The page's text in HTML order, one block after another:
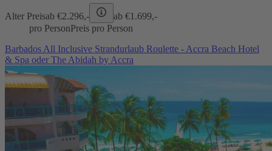
Alter Preisab €2.296,- ab €1.699,-
pro PersonPreis pro Person
Barbados All Inclusive Strandurlaub Roulette - Accra Beach Hotel
& Spa oder The Abidah by Accra